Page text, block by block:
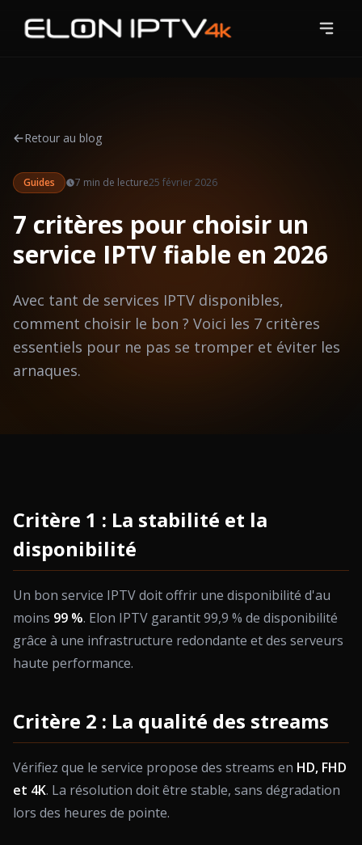
Blog
Guides
Contact
Essai Gratuit
S'abonner
Retour au blog
Guides 7 min de lecture25 février 2026
7 critères pour choisir un
service IPTV fiable en 2026
Avec tant de services IPTV disponibles,
comment choisir le bon ? Voici les 7 critères
essentiels pour ne pas se tromper et éviter les
arnaques.
Critère 1 : La stabilité et la
disponibilité
Un bon service IPTV doit offrir une disponibilité d'au
moins 99 %. Elon IPTV garantit 99,9 % de disponibilité
grâce à une infrastructure redondante et des serveurs
haute performance.
Critère 2 : La qualité des streams
Vérifiez que le service propose des streams en HD, FHD
et 4K. La résolution doit être stable, sans dégradation
lors des heures de pointe.